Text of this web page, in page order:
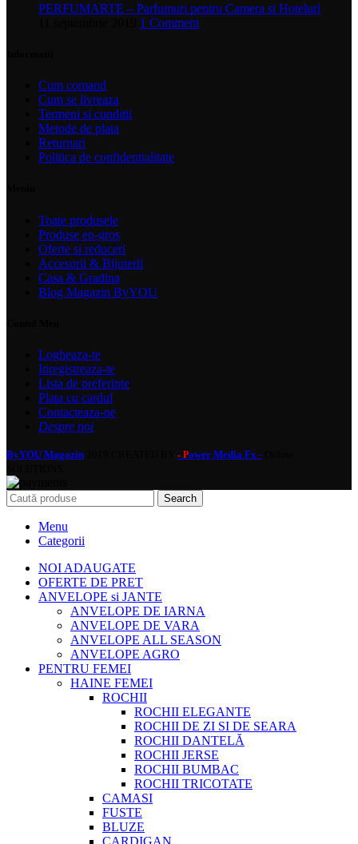
PERFUMARTE – Parfumuri pentru Camera si Hoteluri
1 Comment
Cum comand
Cum se livreaza
Termeni si conditii
Metode de plata
Returnari
Politica de confidentialitate
Toate produsele
Produse en-gros
Oferte si reduceri
Accesorii & Bijuterii
Casa & Gradina
Blog Magazin ByYOU
Logheaza-te
Inregistreaza-te
Lista de preferinte
Plata cu cardul
Contacteaza-ne
Despre noi
ByYOU Magazin - Power Media Fx -
Search
Menu
Categorii
NOI ADAUGATE
OFERTE DE PRET
ANVELOPE si JANTE
ANVELOPE DE IARNA
ANVELOPE DE VARA
ANVELOPE ALL SEASON
ANVELOPE AGRO
PENTRU FEMEI
HAINE FEMEI
ROCHII
ROCHII ELEGANTE
ROCHII DE ZI SI DE SEARA
ROCHII DANTELĂ
ROCHII JERSE
ROCHII BUMBAC
ROCHII TRICOTATE
CAMASI
FUSTE
BLUZE
CARDIGAN